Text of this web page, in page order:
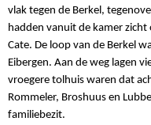
vlak tegen de Berkel,
hadden vanuit de kamer
Cate. De loop van de Berkel
Eibergen. Aan de weg lagen
vroegere tolhuis waren dat
Rommeler, Broshuus en
familiebezit.